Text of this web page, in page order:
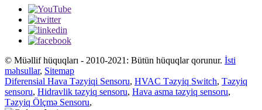
© Müəllif hüquqları - 2010-2021: Bütün hüquqlar qorunur. İsti
məhsullar, Sitemap
Diferensial Hava Təzyiqi Sensoru, HVAC Təzyiq Switch, Təzyiq
sensoru, Hidravlik təzyiq sensoru, Hava asma təzyiq sensoru,
Təzyiq Ölçmə Sensoru,